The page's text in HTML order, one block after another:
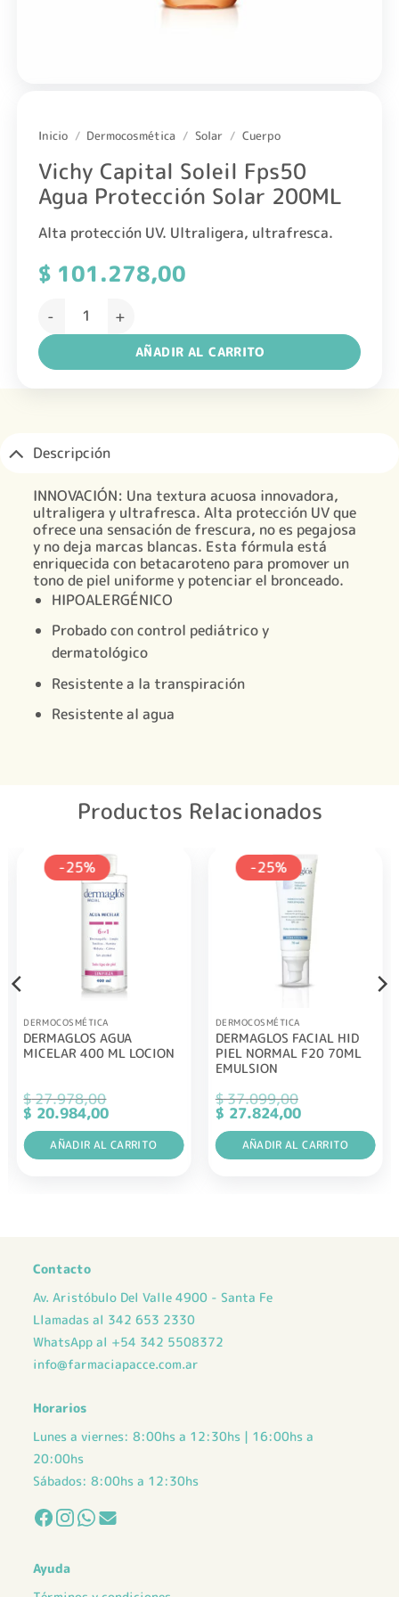
Inicio / Dermocosmética / Solar / Cuerpo
Vichy Capital Soleil Fps50
Agua Protección Solar 200ML
Alta protección UV. Ultraligera, ultrafresca.
$101.278,00
Vichy Capital Soleil Fps50 Agua Protección Solar 200ML
AÑADIR AL CARRITO
Descripción
INNOVACIÓN: Una textura acuosa innovadora,
ultraligera y ultrafresca. Alta protección UV que
ofrece una sensación de frescura, no es pegajosa
y no deja marcas blancas. Esta fórmula está
enriquecida con betacaroteno para promover un
tono de piel uniforme y potenciar el bronceado.
HIPOALERGÉNICO
Probado con control pediátrico y
dermatológico
Resistente a la transpiración
Resistente al agua
Productos Relacionados
-25%
DERMOCOSMÉTICA
DERMAGLOS AGUA
MICELAR 400 ML LOCION
$27.978,00
El
precio
original
era:
$ 27.978,00.
$ 20.984,00El
actual
es:
$ 20.984,00.
AÑADIR AL CARRITO
-25%
DERMOCOSMÉTICA
DERMAGLOS FACIAL HID
PIEL NORMAL F20 70ML
EMULSION
$37.099,00
El
precio
original
era:
$ 37.099,00.
$ 27.824,00El
precio
actual
es:
$ 27.824,00.
AÑADIR AL CARRITO
Contacto
Av. Aristóbulo Del Valle 4900 - Santa Fe
Llamadas al 342 653 2330
WhatsApp al +54 342 5508372
info@farmaciapacce.com.ar
Horarios
Lunes a viernes: 8:00hs a 12:30hs | 16:00hs a
20:00hs
Sábados: 8:00hs a 12:30hs
Ayuda